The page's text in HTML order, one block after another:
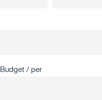
Budget / per